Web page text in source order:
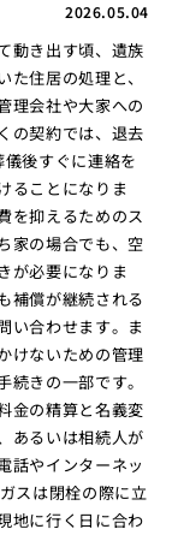
2026.05.04
動き出す頃、遺族
住居の処理と、
理会社や大家への
の契約では、退去
後すぐに連絡を
ることになりま
を抑えるためのス
家の場合でも、空
が必要になりま
補償が継続される
い合わせます。ま
けないための管理
きの一部です。
金の精算と名義変
あるいは相続人が
話やインターネッ
スは閉栓の際に立
地に行く日に合わ